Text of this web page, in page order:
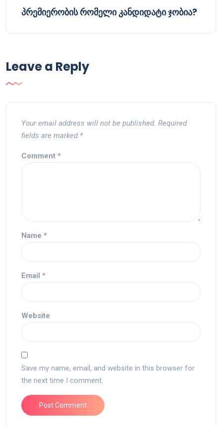
პრემიერობის რომელი კანდიდატი ჯობია?
Leave a Reply
Your email address will not be published. Required
fields are marked *
Comment *
Name *
Email *
Website
Save my name, email, and website in this browser for
the next time I comment.